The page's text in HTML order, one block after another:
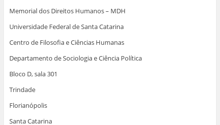
Memorial dos Direitos Humanos – MDH
Universidade Federal de Santa Catarina
Centro de Filosofia e Ciências Humanas
Departamento de Sociologia e Ciência Política
Bloco D, sala 301
Trindade
Florianópolis
Santa Catarina